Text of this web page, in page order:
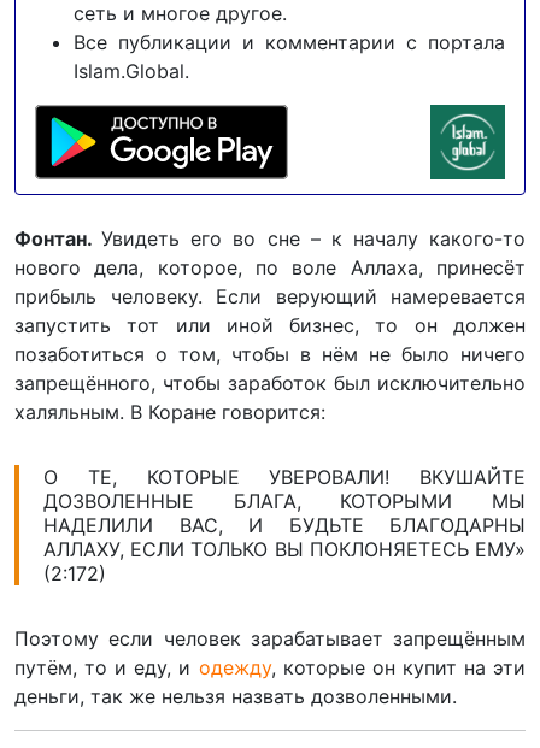
сеть и многое другое.
Все публикации и комментарии с портала
Islam.Global.
Фонтан.Увидеть его во сне – к началу какого-то
нового дела, которое, по воле Аллаха, принесёт
прибыль человеку. Если верующий намеревается
запустить тот или иной бизнес, то он должен
позаботиться о том, чтобы в нём не было ничего
запрещённого, чтобы заработок был исключительно
халяльным. В Коране говорится:
О ТЕ, КОТОРЫЕ УВЕРОВАЛИ! ВКУШАЙТЕ
ДОЗВОЛЕННЫЕ БЛАГА, КОТОРЫМИ МЫ
НАДЕЛИЛИ ВАС, И БУДЬТЕ БЛАГОДАРНЫ
АЛЛАХУ, ЕСЛИ ТОЛЬКО ВЫ ПОКЛОНЯЕТЕСЬ ЕМУ»
(2:172)
Поэтому если человек зарабатывает запрещённым
путём, то и еду, и одежду, которые он купит на эти
деньги, так же нельзя назвать дозволенными.